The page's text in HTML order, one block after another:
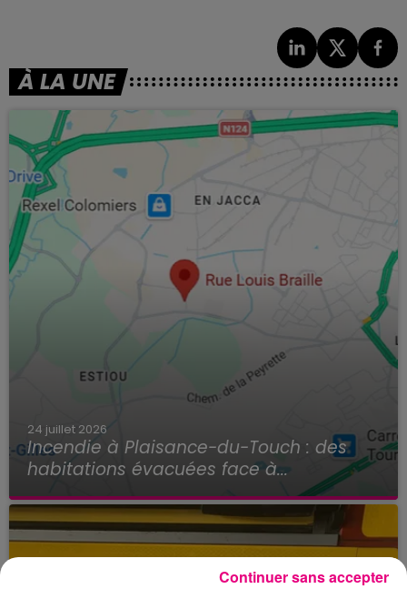
À LA UNE
24 juillet 2026
Incendie à Plaisance-du-Touch : des
habitations évacuées face à...
Continuer sans accepter